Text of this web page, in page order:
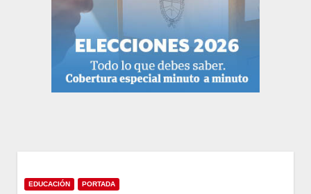
EDUCACIÓN PORTADA